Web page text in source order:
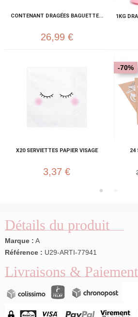
CONTENANT DRAGÉES BAGUETTE...
26,99 €
1KG
X20 SERVIETTES PAPIER VISAGE
3,37 €
24
-70%
Détails du produit
Marque : A
Référence : U29-ARTI-77941
Livraisons &